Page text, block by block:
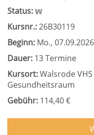
Status:
Kursnr.:26B30119
Beginn: Mo.,
Dauer: 13 Termine
Kursort:Walsrode
Gesundheitsraum
Gebühr: 114,40 €